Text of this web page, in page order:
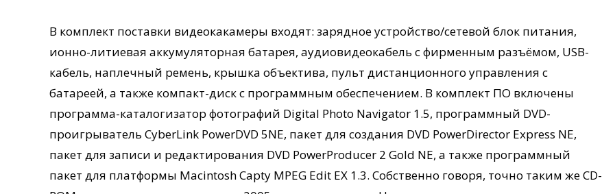
В комплект поставки видеокакамеры входят: зарядное устройство/сетевой блок питания,
ионно-литиевая аккумуляторная батарея, аудиовидеокабель с фирменным разъёмом, USB-
кабель, наплечный ремень, крышка объектива, пульт дистанционного управления с
батареей, а также компакт-диск с программным обеспечением. В комплект ПО включены
программа-каталогизатор фотографий Digital Photo Navigator 1.5, программный DVD-
проигрыватель CyberLink PowerDVD 5NE, пакет для создания DVD PowerDirector Express NE,
пакет для записи и редактирования DVD PowerProducer 2 Gold NE, а также программный
пакет для платформы Macintosh Capty MPEG Edit EX 1.3. Собственно говоря, точно таким же CD-